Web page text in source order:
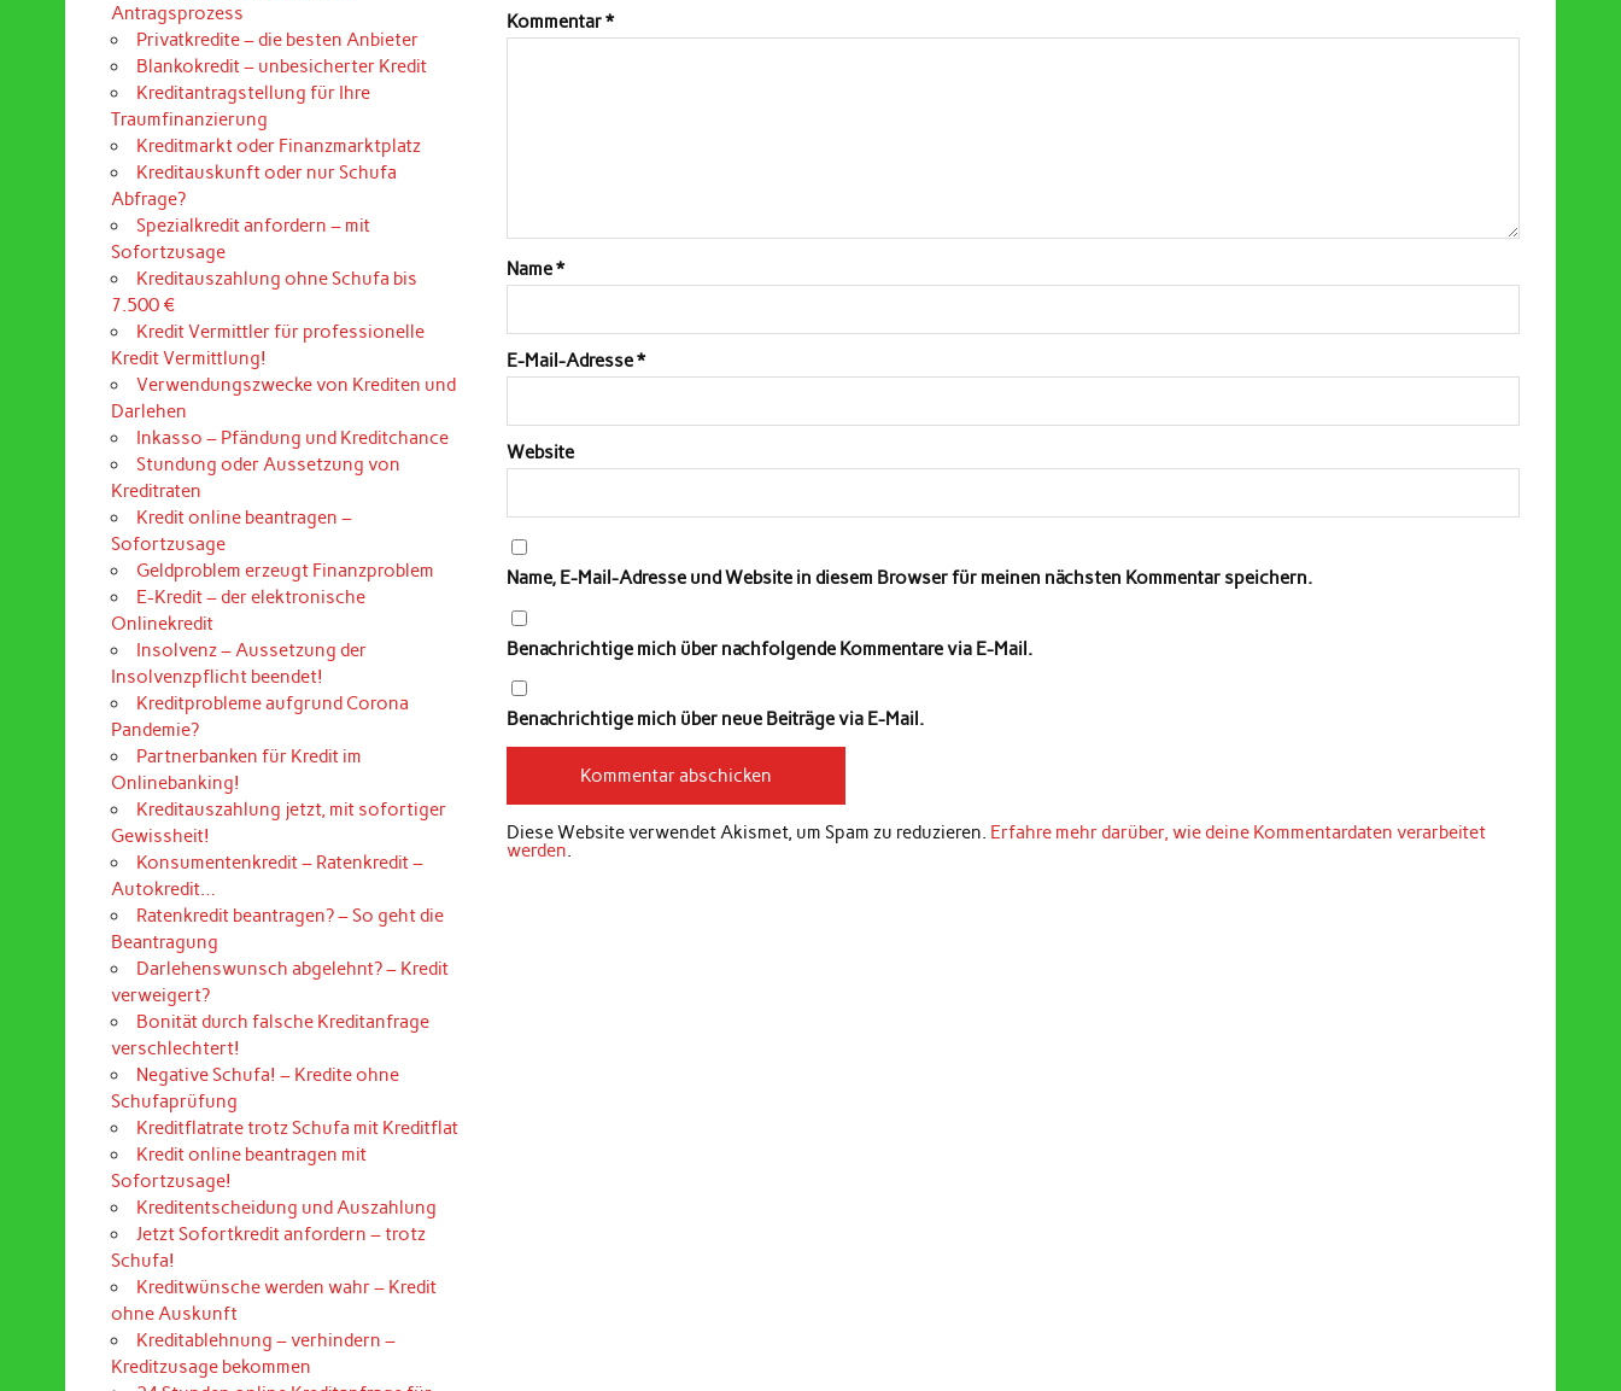
Kommentar*
Name*
E-Mail-Adresse*
Website
Name, E-Mail-Adresse und Website in diesem Browser für meinen nächsten Kommentar speichern.
Benachrichtige mich über nachfolgende Kommentare via E-Mail.
Benachrichtige mich über neue Beiträge via E-Mail.
Diese Website verwendet Akismet, um Spam zu reduzieren. Erfahre mehr darüber, wie deine Kommentardaten verarbeitet
werden.
Antragsprozess
Privatkredite – die besten Anbieter
Blankokredit – unbesicherter Kredit
Kreditantragstellung für Ihre
Traumfinanzierung
Kreditmarkt oder Finanzmarktplatz
Kreditauskunft oder nur Schufa
Abfrage?
Spezialkredit anfordern – mit
Sofortzusage
Kreditauszahlung ohne Schufa bis
7.500 €
Kredit Vermittler für professionelle
Kredit Vermittlung!
Verwendungszwecke von Krediten und
Darlehen
Inkasso – Pfändung und Kreditchance
Stundung oder Aussetzung von
Kreditraten
Kredit online beantragen –
Sofortzusage
Geldproblem erzeugt Finanzproblem
E-Kredit – der elektronische
Onlinekredit
Insolvenz – Aussetzung der
Insolvenzpflicht beendet!
Kreditprobleme aufgrund Corona
Pandemie?
Partnerbanken für Kredit im
Onlinebanking!
Kreditauszahlung jetzt, mit sofortiger
Gewissheit!
Konsumentenkredit – Ratenkredit –
Autokredit…
Ratenkredit beantragen? – So geht die
Beantragung
Darlehenswunsch abgelehnt? – Kredit
verweigert?
Bonität durch falsche Kreditanfrage
verschlechtert!
Negative Schufa! – Kredite ohne
Schufaprüfung
Kreditflatrate trotz Schufa mit Kreditflat
Kredit online beantragen mit
Sofortzusage!
Kreditentscheidung und Auszahlung
Jetzt Sofortkredit anfordern – trotz
Schufa!
Kreditwünsche werden wahr – Kredit
ohne Auskunft
Kreditablehnung – verhindern –
Kreditzusage bekommen